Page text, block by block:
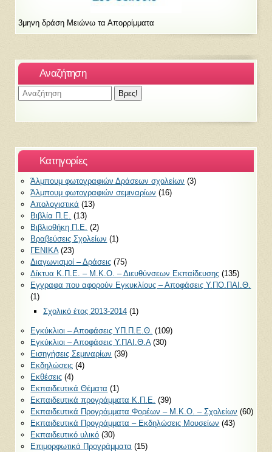
3μηνη δράση Μειώνω τα Απορρίμματα
Αναζήτηση
Kατηγορίες
Άλμπουμ φωτογραφιών Δράσεων σχολείων (3)
Άλμπουμ φωτογραφιών σεμιναρίων (16)
Απολογιστικά (13)
Βιβλία Π.Ε. (13)
Βιβλιοθήκη Π.Ε. (2)
Βραβεύσεις Σχολείων (1)
ΓΕΝΙΚΑ(23)
Διαγωνισμοί – Δράσεις (75)
Δίκτυα Κ.Π.Ε. – Μ.Κ.Ο. – Διευθύνσεων Εκπαίδευσης (135)
Εγγραφα που αφορούν Εγκυκλίους – Αποφάσεις Υ.ΠΟ.ΠΑΙ.Θ.
(1)
Σχολικό έτος 2013-2014(1)
Εγκύκλιοι – Αποφάσεις ΥΠ.Π.Ε.Θ. (109)
Εγκύκλιοι – Αποφάσεις Υ.ΠΑΙ.Θ.Α(30)
Εισηγήσεις Σεμιναρίων (39)
Εκδηλώσεις (4)
Εκθέσεις (4)
Εκπαιδευτικά Θέματα (1)
Εκπαιδευτικά προγράμματα Κ.Π.Ε. (39)
Εκπαιδευτικά Προγράμματα Φορέων – Μ.Κ.Ο. – Σχολείων (60)
Εκπαιδευτικά Προγράμματα – Εκδηλώσεις Μουσείων (43)
Εκπαιδευτικό υλικό (30)
Επιμορφωτικά Προγράμματα (15)